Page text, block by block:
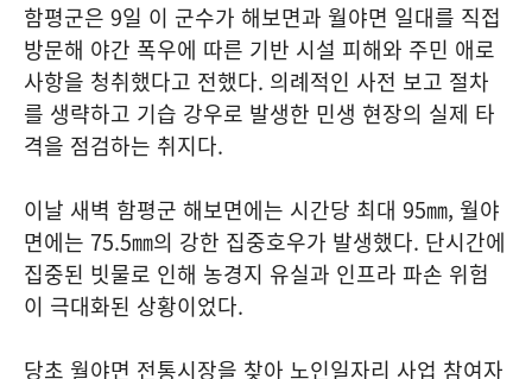
함평군은 9일 이 군수가 해보면과 월야면 일대를 직접
방문해 야간 폭우에 따른 기반 시설 피해와 주민 애로
사항을 청취했다고 전했다. 의례적인 사전 보고 절차
를 생략하고 기습 강우로 발생한 민생 현장의 실제 타
격을 점검하는 취지다.
이날 새벽 함평군 해보면에는 시간당 최대 95㎜, 월야
면에는 75.5㎜의 강한 집중호우가 발생했다. 단시간에
집중된 빗물로 인해 농경지 유실과 인프라 파손 위험
이 극대화된 상황이었다.
당초 월야면 전통시장을 찾아 노인일자리 사업 참여자